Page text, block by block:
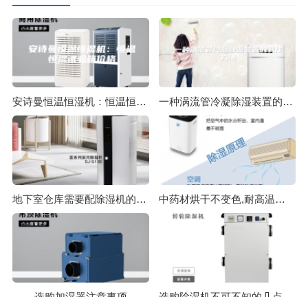
安诗曼恒温恒湿机：恒温恒湿试验箱价格 一种涡流管冷凝除湿装置的制作方法
地下室仓库需要配除湿机的理由 中药材烘干不变色,耐高温除湿机选择安诗曼